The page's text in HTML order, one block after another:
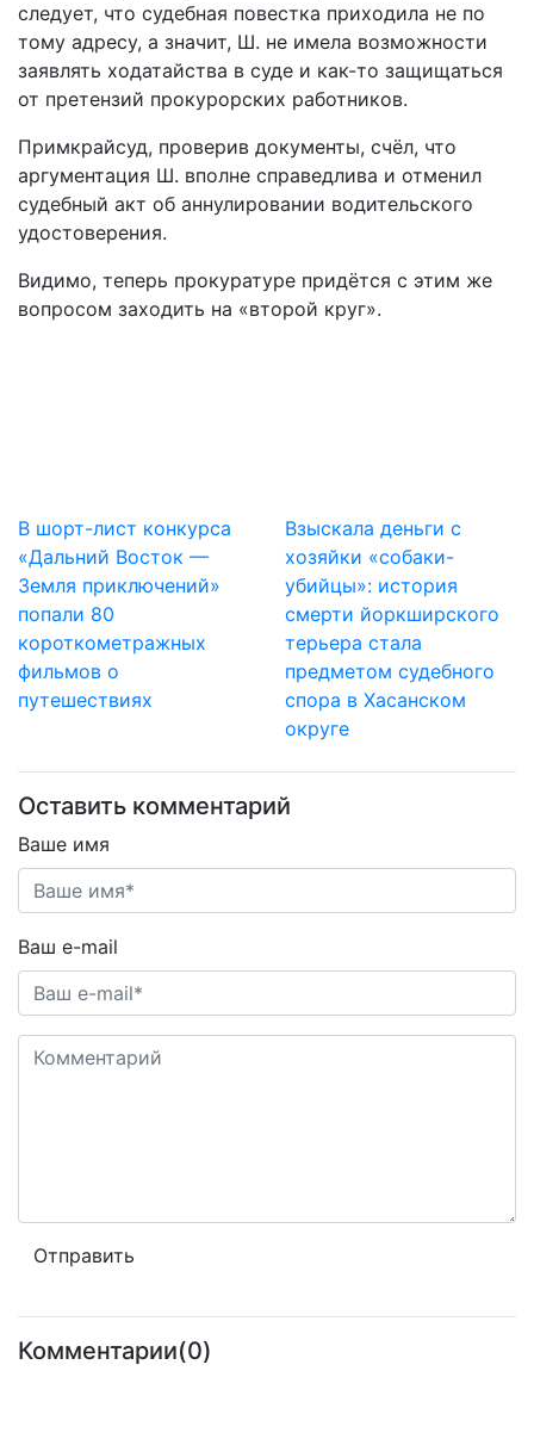
следует, что судебная повестка приходила не по
тому адресу, а значит, Ш. не имела возможности
заявлять ходатайства в суде и как-то защищаться
от претензий прокурорских работников.
Примкрайсуд, проверив документы, счёл, что
аргументация Ш. вполне справедлива и отменил
судебный акт об аннулировании водительского
удостоверения.
Видимо, теперь прокуратуре придётся с этим же
вопросом заходить на «второй круг».
В шорт-лист конкурса
«Дальний Восток —
Земля приключений»
попали 80
короткометражных
фильмов о
путешествиях
Взыскала деньги с
хозяйки «собаки-
убийцы»: история
смерти йоркширского
терьера стала
предметом судебного
спора в Хасанском
округе
Оставить комментарий
Ваше имя
Ваш e-mail
Комментарии(0)